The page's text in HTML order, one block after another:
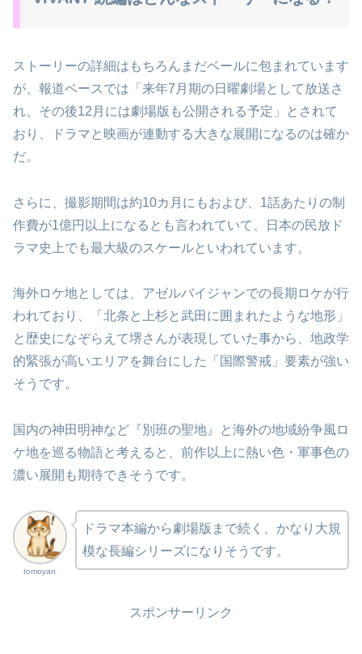
ストーリーの詳細はもちろんまだベールに包まれています
が、報道ベースでは「来年7月期の日曜劇場として放送さ
れ、その後12月には劇場版も公開される予定」とされて
おり、ドラマと映画が連動する大きな展開になるのは確か
だ。
さらに、撮影期間は約10カ月にもおよび、1話あたりの制
作費が1億円以上になるとも言われていて、日本の民放ド
ラマ史上でも最大級のスケールといわれています。
海外ロケ地としては、アゼルバイジャンでの長期ロケが行
われており、「北条と上杉と武田に囲まれたような地形」
と歴史になぞらえて堺さんが表現していた事から、地政学
的緊張が高いエリアを舞台にした「国際警戒」要素が強い
そうです。
国内の神田明神など『別班の聖地』と海外の地域紛争風ロ
ケ地を巡る物語と考えると、前作以上に熱い色・軍事色の
濃い展開も期待できそうです。
tomoyan
ドラマ本編から劇場版まで続く、かなり大規
模な長編シリーズになりそうです。
スポンサーリンク